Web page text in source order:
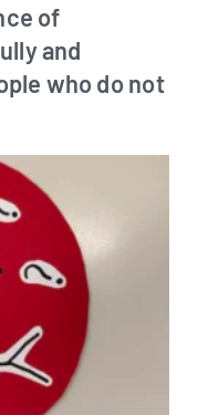
of
and
who do not